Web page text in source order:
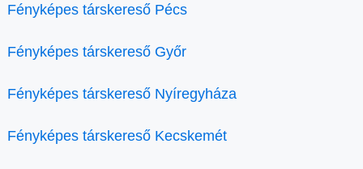
Fényképes társkereső Pécs
Fényképes társkereső Győr
Fényképes társkereső Nyíregyháza
Fényképes társkereső Kecskemét